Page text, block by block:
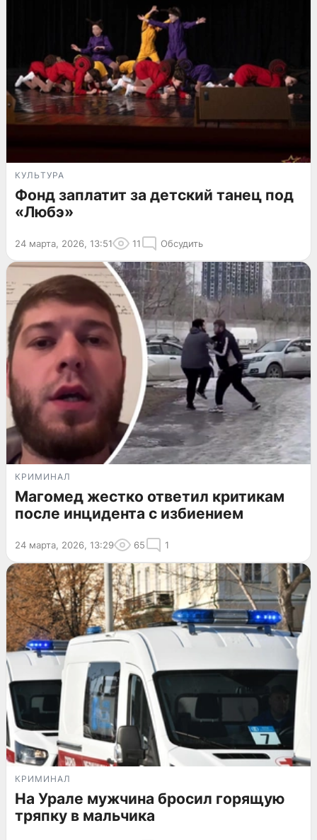
КУЛЬТУРА
Фонд заплатит за детский танец под
«Любэ»
24 марта, 2026, 13:51 11 Обсудить
КРИМИНАЛ
Магомед жестко ответил критикам
после инцидента с избиением
24 марта, 2026, 13:29 65 1
КРИМИНАЛ
На Урале мужчина бросил горящую
тряпку в мальчика